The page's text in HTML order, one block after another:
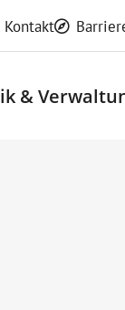
Kontakt
&